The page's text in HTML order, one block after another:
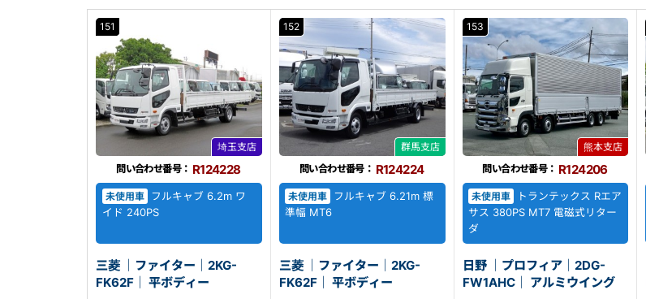
151
埼玉支店
問い合わせ番号： R124228
未使用車
フルキャブ 6.2m ワ
イド 240PS
三菱 ｜ファイター｜2KG-
FK62F｜ 平ボディー
152
群馬支店
問い合わせ番号： R124224
未使用車 フルキャブ 6.21m 標
準幅 MT6
三菱 ｜ファイター｜2KG-
FK62F｜ 平ボディー
153
熊本支店
問い合わせ番号： R124206
未使用車
トランテックス Rエア
サス 380PS MT7 電磁式リター
ダ
日野 ｜プロフィア｜2DG-
FW1AHC｜ アルミウイング